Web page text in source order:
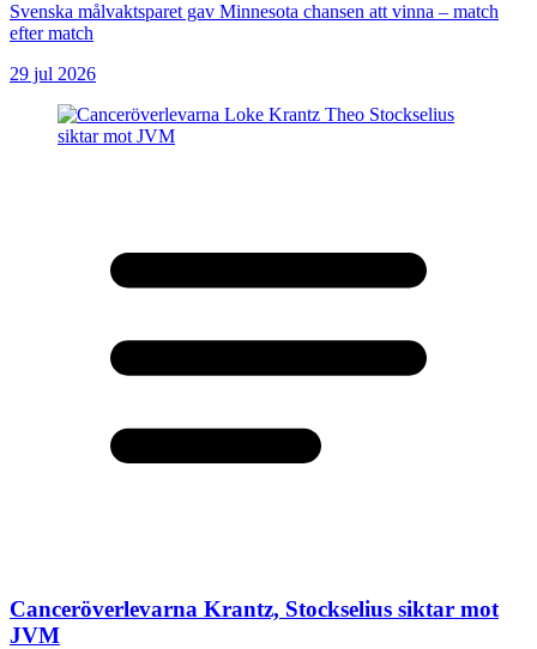
Svenska målvaktsparet gav Minnesota chansen att vinna – match
efter match
29 jul 2026
Canceröverlevarna Krantz, Stockselius siktar mot
JVM